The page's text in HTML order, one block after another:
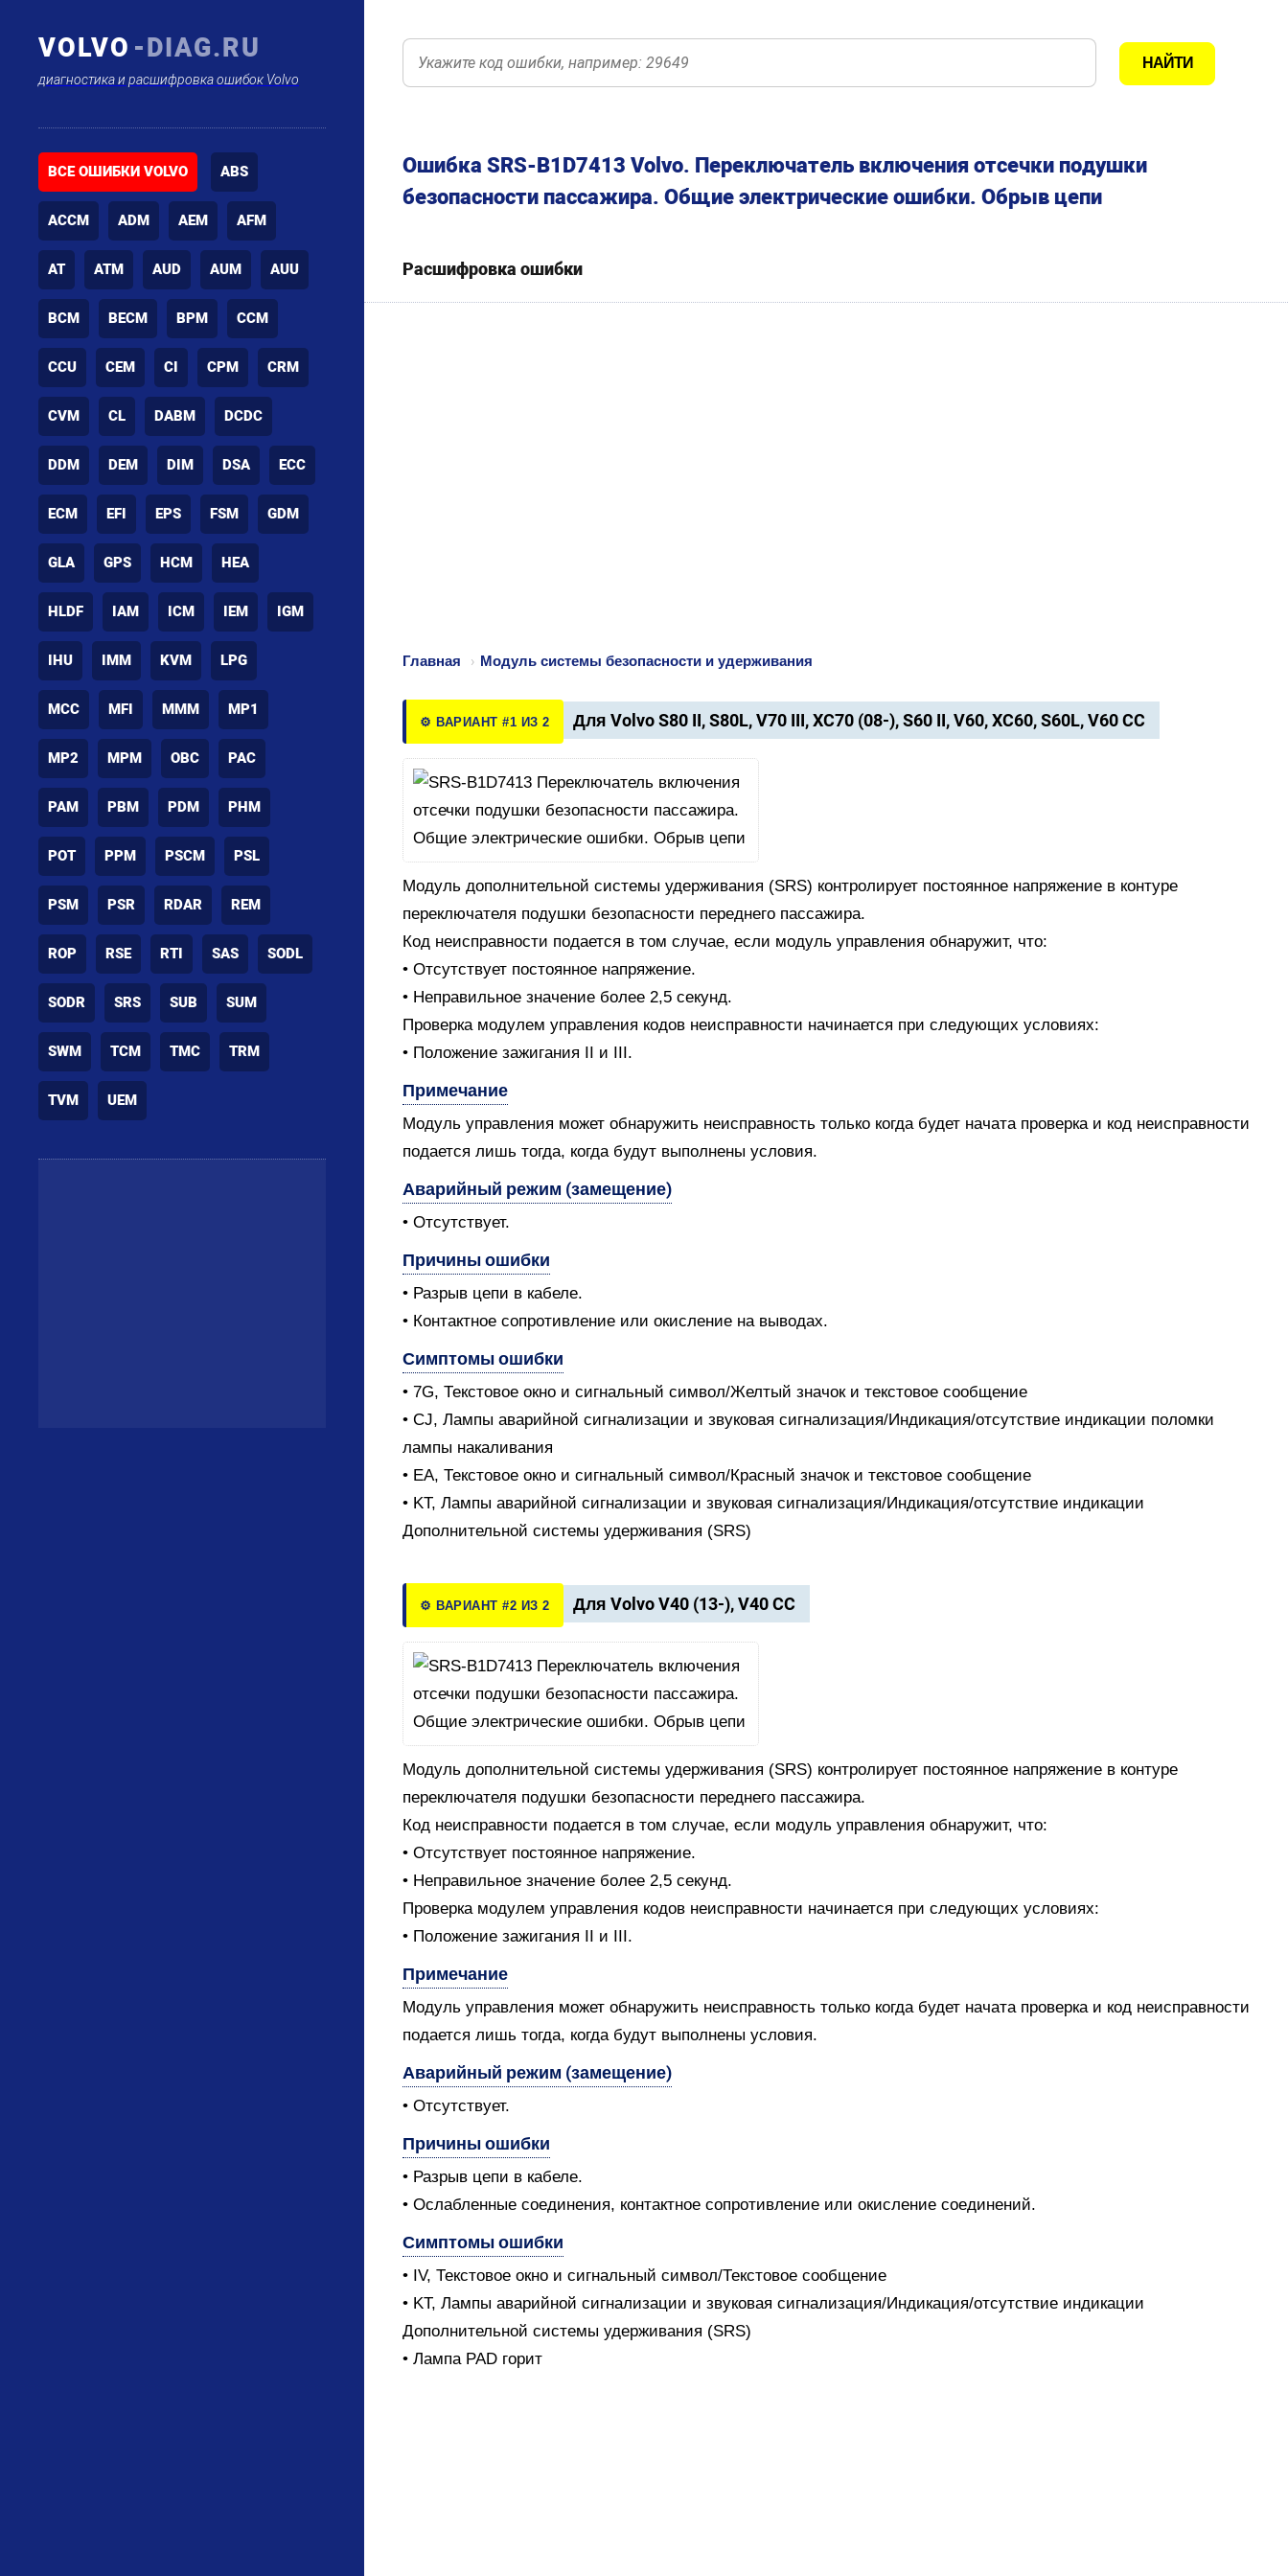
VOLVO -DIAG.RU
диагностика и расшифровка ошибок Volvo
ВСЕ ОШИБКИ VOLVO ABS
ACCM ADM AEM AFM
AT ATM AUD AUM AUU
BCM BECM BPM CCM
CCU CEM CI CPM CRM
CVM CL DABM DCDC
DDM DEM DIM DSA ECC
ECM EFI EPS FSM GDM
GLA GPS HCM HEA
HLDF IAM ICM IEM IGM
IHU IMM KVM LPG
MCC MFI MMM MP1
MP2 MPM OBC PAC
PAM PBM PDM PHM
POT PPM PSCM PSL
PSM PSR RDAR REM
ROP RSE RTI SAS SODL
SODR SRS SUB SUM
SWM TCM TMC TRM
TVM UEM
Ошибка SRS-B1D7413 Volvo. Переключатель включения отсечки подушки
безопасности пассажира. Общие электрические ошибки. Обрыв цепи
Расшифровка ошибки
Главная › Модуль системы безопасности и удерживания
⚙️ ВАРИАНТ #1 ИЗ 2 Для Volvo S80 II, S80L, V70 III, XC70 (08-), S60 II, V60, XC60, S60L, V60 CC
Модуль дополнительной системы удерживания (SRS) контролирует постоянное напряжение в контуре
переключателя подушки безопасности переднего пассажира.
Код неисправности подается в том случае, если модуль управления обнаружит, что:
• Отсутствует постоянное напряжение.
• Неправильное значение более 2,5 секунд.
Проверка модулем управления кодов неисправности начинается при следующих условиях:
• Положение зажигания II и III.
Примечание
Модуль управления может обнаружить неисправность только когда будет начата проверка и код неисправности
подается лишь тогда, когда будут выполнены условия.
Аварийный режим (замещение)
• Отсутствует.
Причины ошибки
• Разрыв цепи в кабеле.
• Контактное сопротивление или окисление на выводах.
Симптомы ошибки
• 7G, Текстовое окно и сигнальный символ/Желтый значок и текстовое сообщение
• CJ, Лампы аварийной сигнализации и звуковая сигнализация/Индикация/отсутствие индикации поломки
лампы накаливания
• EA, Текстовое окно и сигнальный символ/Красный значок и текстовое сообщение
• KT, Лампы аварийной сигнализации и звуковая сигнализация/Индикация/отсутствие индикации
Дополнительной системы удерживания (SRS)
⚙️ ВАРИАНТ #2 ИЗ 2 Для Volvo V40 (13-), V40 CC
Модуль дополнительной системы удерживания (SRS) контролирует постоянное напряжение в контуре
переключателя подушки безопасности переднего пассажира.
Код неисправности подается в том случае, если модуль управления обнаружит, что:
• Отсутствует постоянное напряжение.
• Неправильное значение более 2,5 секунд.
Проверка модулем управления кодов неисправности начинается при следующих условиях:
• Положение зажигания II и III.
Примечание
Модуль управления может обнаружить неисправность только когда будет начата проверка и код неисправности
подается лишь тогда, когда будут выполнены условия.
Аварийный режим (замещение)
• Отсутствует.
Причины ошибки
• Разрыв цепи в кабеле.
• Ослабленные соединения, контактное сопротивление или окисление соединений.
Симптомы ошибки
• IV, Текстовое окно и сигнальный символ/Текстовое сообщение
• KT, Лампы аварийной сигнализации и звуковая сигнализация/Индикация/отсутствие индикации
Дополнительной системы удерживания (SRS)
• Лампа PAD горит